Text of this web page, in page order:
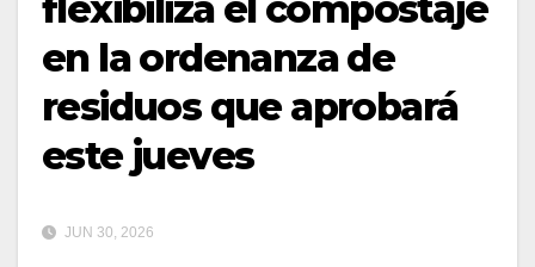
en la ordenanza de
residuos que aprobará
este jueves
JUN 30, 2026